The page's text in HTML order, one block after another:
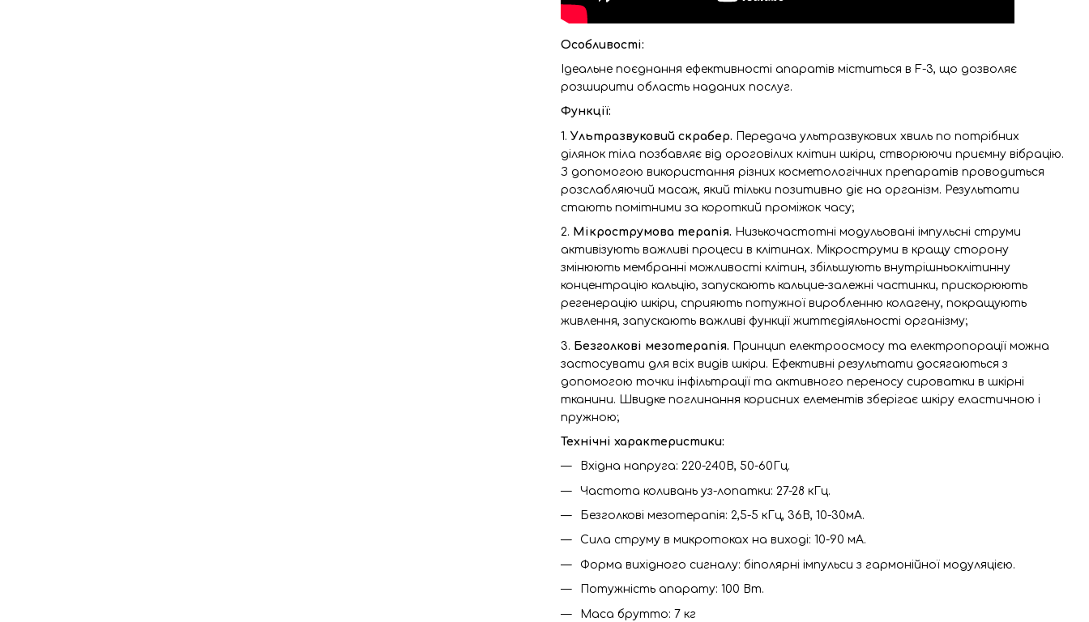
Особливості:
Ідеальне поєднання ефективності апаратів міститься в F-3, що дозволяє
розширити область наданих послуг.
Функції:
1. Ультразвуковий скрабер. Передача ультразвукових хвиль по потрібних
ділянок тіла позбавляє від ороговілих клітин шкіри, створюючи приємну вібрацію.
З допомогою використання різних косметологічних препаратів проводиться
розслабляючий масаж, який тільки позитивно діє на організм. Результати
стають помітними за короткий проміжок часу;
2. Мікрострумова терапія. Низькочастотні модульовані імпульсні струми
активізують важливі процеси в клітинах. Мікроструми в кращу сторону
змінюють мембранні можливості клітин, збільшують внутрішньоклітинну
концентрацію кальцію, запускають кальцие-залежні частинки, прискорюють
регенерацію шкіри, сприяють потужної виробленню колагену, покращують
живлення, запускають важливі функції життєдіяльності організму;
3. Безголкові мезотерапія. Принцип електроосмосу та електропорації можна
застосувати для всіх видів шкіри. Ефективні результати досягаються з
допомогою точки інфільтрації та активного переносу сироватки в шкірні
тканини. Швидке поглинання корисних елементів зберігає шкіру еластичною і
пружною;
Технічні характеристики:
Вхідна напруга: 220-240В, 50-60Гц.
Частота коливань уз-лопатки: 27-28 кГц.
Безголкові мезотерапія: 2,5-5 кГц, 36В, 10-30мА.
Сила струму в микротоках на виході: 10-90 мА.
Форма вихідного сигналу: біполярні імпульси з гармонійної модуляцією.
Потужність апарату: 100 Вт.
Маса брутто: 7 кг